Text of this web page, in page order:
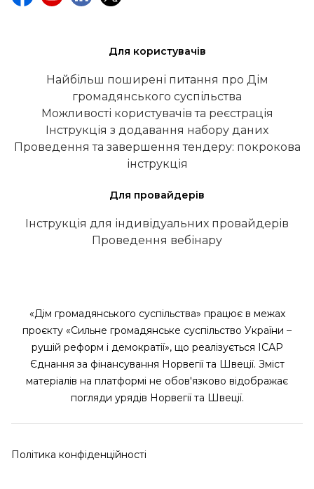
Для користувачів
Найбільш поширені питання про Дім
громадянського суспільства
Можливості користувачів та реєстрація
Інструкція з додавання набору даних
Проведення та завершення тендеру: покрокова
інструкція
Для провайдерів
Інструкція для індивідуальних провайдерів
Проведення вебінару
«Дім громадянського суспільства» працює в межах
проєкту «Сильне громадянське суспільство України –
рушій реформ і демократії», що реалізується ІСАР
Єднання за фінансування Норвегії та Швеції. Зміст
матеріалів на платформі не обов'язково відображає
погляди урядів Норвегії та Швеції.
Політика конфіденційності